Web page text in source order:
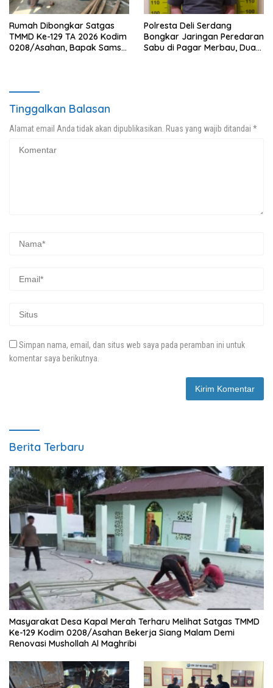
Rumah Dibongkar Satgas
TMMD Ke-129 TA 2026 Kodim
0208/Asahan, Bapak Samsul
Polresta Deli Serdang
Bongkar Jaringan Peredaran
Sabu di Pagar Merbau, Dua
Tinggalkan Balasan
Alamat email Anda tidak akan dipublikasikan. Ruas yang wajib ditandai *
Simpan nama, email, dan situs web saya pada peramban ini untuk
komentar saya berikutnya.
Berita Terbaru
Masyarakat Desa Kapal Merah Terharu Melihat Satgas TMMD
Ke-129 Kodim 0208/Asahan Bekerja Siang Malam Demi
Renovasi Mushollah Al Maghribi